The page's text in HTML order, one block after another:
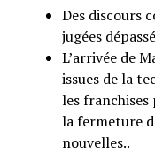
Des discours
jugées
L’arrivée de
issues de la
les
la fermeture
nouvelles..